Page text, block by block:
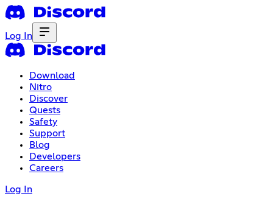
Log In
Download
Nitro
Discover
Quests
Safety
Support
Blog
Developers
Careers
Log In